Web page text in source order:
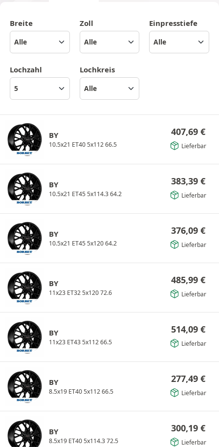
Breite Zoll Einpresstiefe
Lochzahl Lochkreis
BY
10.5x21 ET40 5x112 66.5
407,69 €
Lieferbar
BY
10.5x21 ET45 5x114.3 64.2
383,39 €
Lieferbar
BY
10.5x21 ET45 5x120 64.2
376,09 €
Lieferbar
BY
11x23 ET32 5x120 72.6
485,99 €
Lieferbar
BY
11x23 ET43 5x112 66.5
514,09 €
Lieferbar
BY
8.5x19 ET40 5x112 66.5
277,49 €
Lieferbar
BY
8.5x19 ET40 5x114.3 72.5
300,19 €
Lieferbar